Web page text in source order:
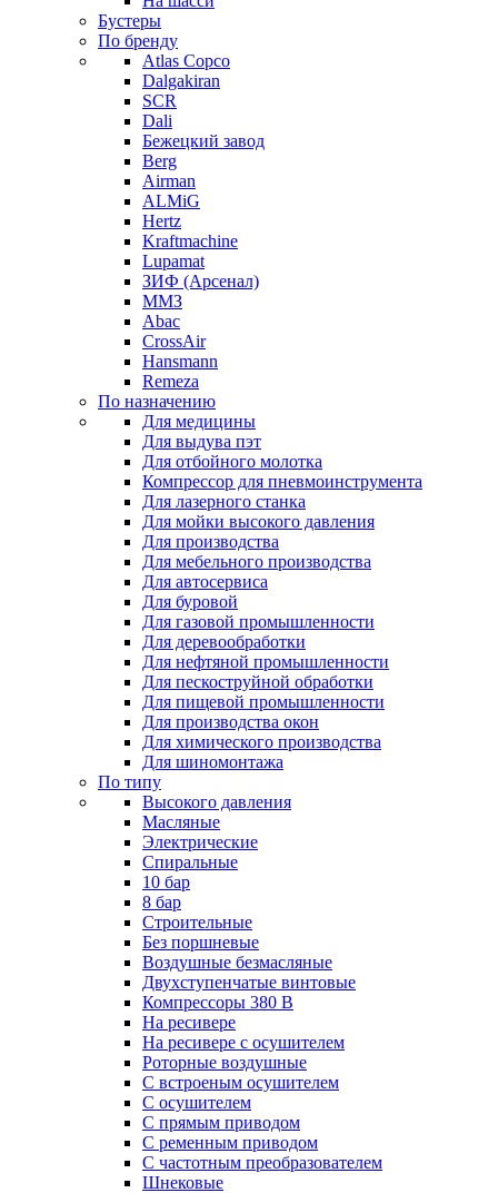
Бустеры
По бренду
Atlas Copco
Dalgakiran
SCR
Dali
Бежецкий завод
Berg
Airman
ALMiG
Hertz
Kraftmachine
Lupamat
ЗИФ (Арсенал)
ММЗ
Abac
CrossAir
Hansmann
Remeza
По назначению
Для медицины
Для выдува пэт
Для отбойного молотка
Компрессор для пневмоинструмента
Для лазерного станка
Для мойки высокого давления
Для производства
Для мебельного производства
Для автосервиса
Для буровой
Для газовой промышленности
Для деревообработки
Для нефтяной промышленности
Для пескоструйной обработки
Для пищевой промышленности
Для производства окон
Для химического производства
Для шиномонтажа
По типу
Высокого давления
Масляные
Электрические
Спиральные
10 бар
8 бар
Cтроительные
Без поршневые
Воздушные безмасляные
Двухступенчатые винтовые
Компрессоры 380 В
На ресивере
На ресивере с осушителем
Роторные воздушные
С встроеным осушителем
С осушителем
С прямым приводом
С ременным приводом
С частотным преобразователем
Шнековые